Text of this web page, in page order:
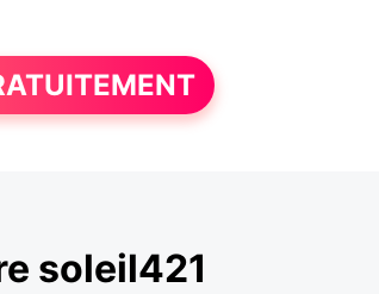
soleil421